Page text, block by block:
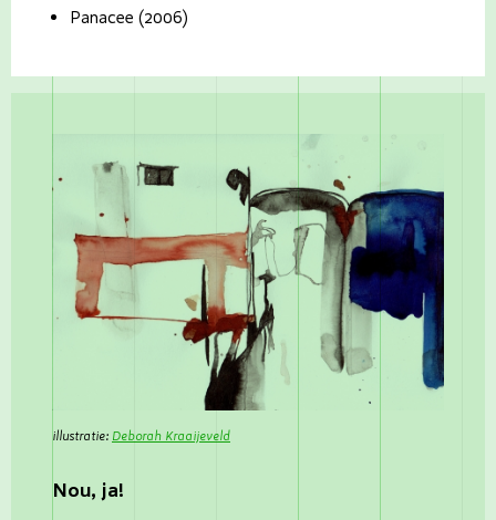
Panacee (2006)
illustratie: Deborah Kraaijeveld
Nou, ja!